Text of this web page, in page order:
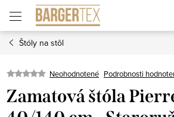
obsah
Štóly na stôl
Neohodnotené Podrobnosti
Zamatová štóla